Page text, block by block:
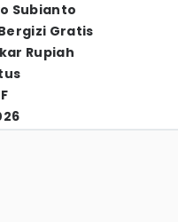
Subianto
Gratis
Rupiah